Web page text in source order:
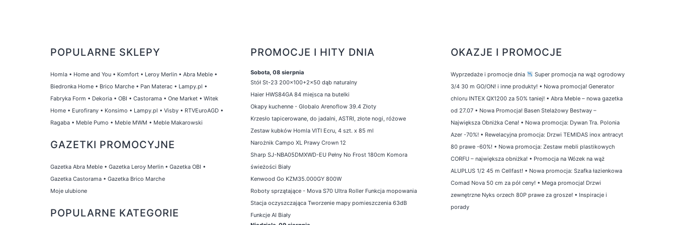
POPULARNE SKLEPY
Homla • Home and You • Komfort • Leroy Merlin • Abra Meble •
Biedronka Home • Brico Marche • Pan Materac • Lampy.pl •
Fabryka Form • Dekoria • OBI • Castorama • One Market • Witek
Home • Eurofirany • Konsimo • Lampy.pl • Visby • RTVEuroAGD •
Ragaba • Meble Pumo • Meble MWM • Meble Makarowski
GAZETKI PROMOCYJNE
Gazetka Abra Meble • Gazetka Leroy Merlin • Gazetka OBI •
Gazetka Castorama • Gazetka Brico Marche
Moje ulubione
POPULARNE KATEGORIE
PROMOCJE I HITY DNIA
Sobota, 08 sierpnia
Stół St-23 200x100+2x50 dąb naturalny
Haier HWS84GA 84 miejsca na butelki
Okapy kuchenne - Globalo Arenoflow 39.4 Złoty
Krzesło tapicerowane, do jadalni, ASTRI, złote nogi, różowe
Zestaw kubków Homla VITI Ecru, 4 szt. x 85 ml
Narożnik Campo XL Prawy Crown 12
Sharp SJ-NBA05DMXWD-EU Pełny No Frost 180cm Komora
świeżości Biały
Kenwood Go KZM35.000GY 800W
Roboty sprzątające - Mova S70 Ultra Roller Funkcja mopowania
Stacja oczyszczająca Tworzenie mapy pomieszczenia 63dB
Funkcje AI Biały
OKAZJE I PROMOCJE
Wyprzedaże i promocje dnia
Super promocja na wąż ogrodowy
3/4 30 m GO/ON! i inne produkty! • Nowa promocja! Generator
chloru INTEX QX1200 za 50% taniej! • Abra Meble – nowa gazetka
od 27.07 • Nowa Promocja! Basen Stelażowy Bestway –
Największa Obniżka Cena! • Nowa promocja: Dywan Tra. Polonia
Azer -70%! • Rewelacyjna promocja: Drzwi TEMIDAS inox antracyt
80 prawe -60%! • Nowa promocja: Zestaw mebli plastikowych
CORFU – największa obniżka! • Promocja na Wózek na wąż
ALUPLUS 1/2 45 m Cellfast! • Nowa promocja: Szafka łazienkowa
Comad Nova 50 cm za pół ceny! • Mega promocja! Drzwi
zewnętrzne Nyks orzech 80P prawe za grosze! • Inspiracje i
porady